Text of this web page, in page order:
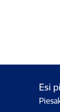
Esi